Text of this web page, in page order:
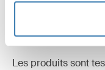
Testé à
Les produits sont